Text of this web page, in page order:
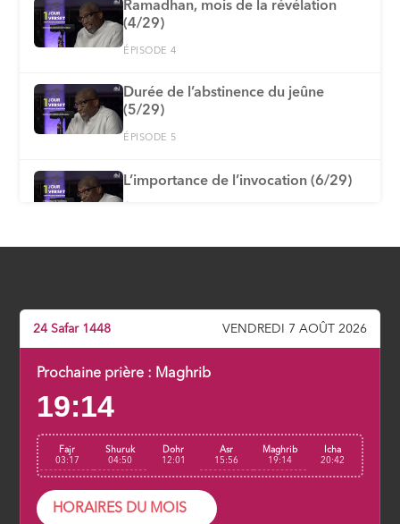
Ramadhan, mois de la révélation
(4/29)
ÉPISODE 4
Durée de l’abstinence du jeûne
(5/29)
ÉPISODE 5
L’importance de l’invocation (6/29)
Explication de la Fatiha : ses
ÉPISODE 8
ÉPISODE 9
La Basmala (Bismillahir-Rahmanir-
Rahim) est-elle un verset de la
24 Safar 1448 VENDREDI 7 AOÛT 2026
Prochaine prière : Maghrib
19:14
Fajr
03:17
Shuruk
04:50
Dohr
12:01
Asr
15:56
Maghrib
19:14
Icha
20:42
HORAIRES DU MOIS